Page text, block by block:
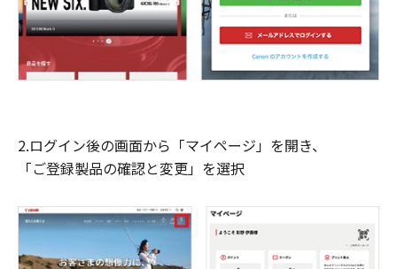
2.ログイン後の画面から「マイページ」を開き、
「ご登録製品の確認と変更」を選択